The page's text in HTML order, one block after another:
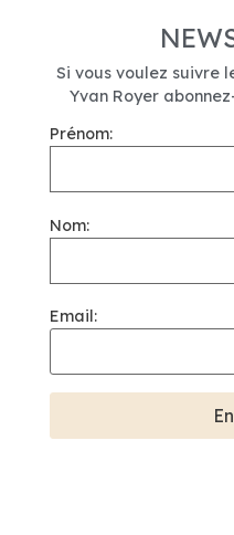
Si vous voulez suivre
Yvan Royer
Prénom:
Nom:
Email: